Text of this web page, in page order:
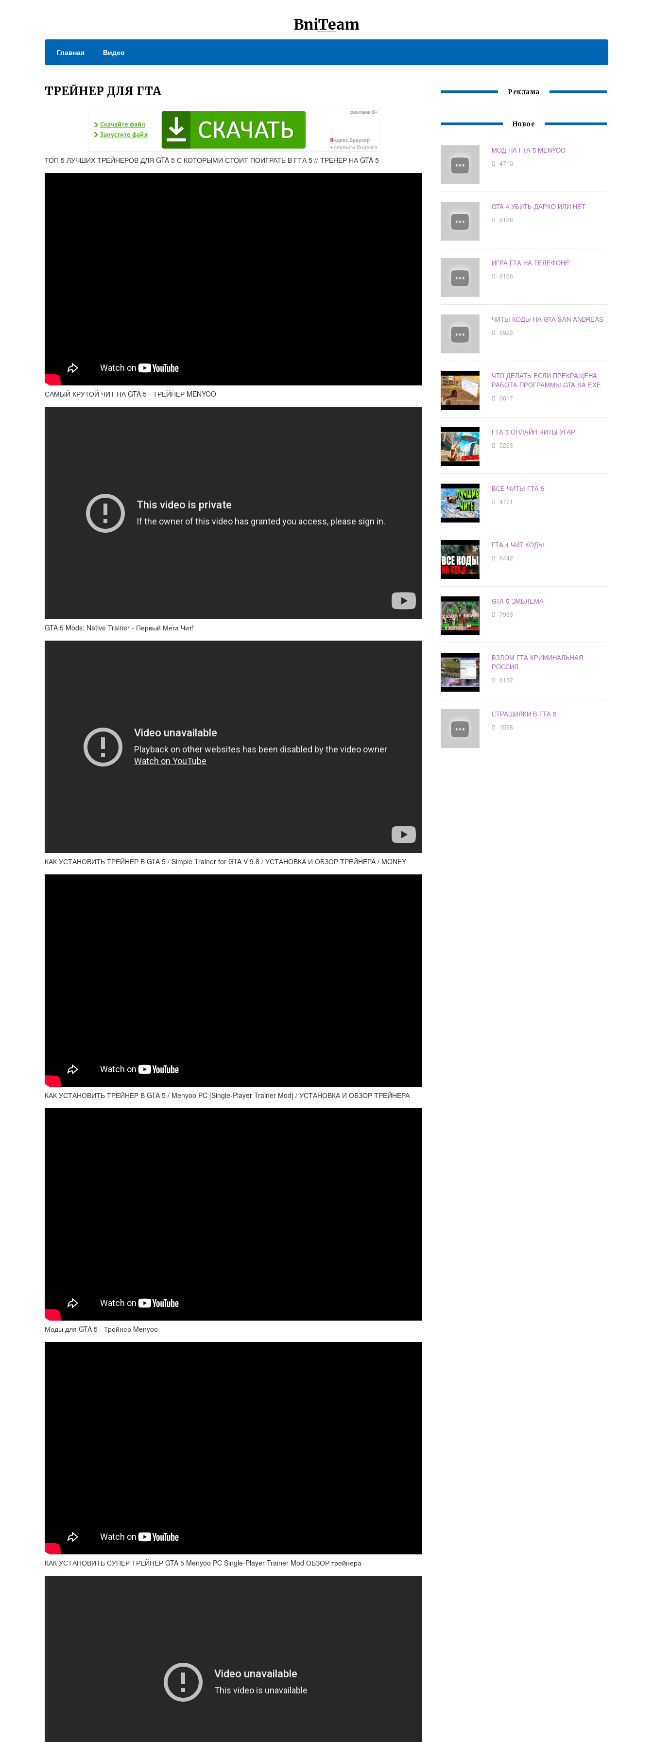
BniTeam
Главная Видео
ТРЕЙНЕР ДЛЯ ГТА
ТОП 5 ЛУЧШИХ ТРЕЙНЕРОВ ДЛЯ GTA 5 С КОТОРЫМИ СТОИТ ПОИГРАТЬ В ГТА 5 // ТРЕНЕР НА GTA 5
САМЫЙ КРУТОЙ ЧИТ НА GTA 5 - ТРЕЙНЕР MENYOO
GTA 5 Mods: Native Trainer - Первый Мега Чит!
КАК УСТАНОВИТЬ ТРЕЙНЕР В GTA 5 / Simple Trainer for GTA V 9.8 / УСТАНОВКА И ОБЗОР ТРЕЙНЕРА / MONEY
КАК УСТАНОВИТЬ ТРЕЙНЕР В GTA 5 / Menyoo PC [Single-Player Trainer Mod] / УСТАНОВКА И ОБЗОР ТРЕЙНЕРА
Моды для GTA 5 - Трейнер Menyoo
КАК УСТАНОВИТЬ СУПЕР ТРЕЙНЕР GTA 5 Menyoo PC Single-Player Trainer Mod ОБЗОР трейнера
Реклама
Новое
МОД НА ГТА 5 MENYOO
4710
GTA 4 УБИТЬ ДАРКО ИЛИ НЕТ
9128
ИГРА ГТА НА ТЕЛЕФОНЕ
6166
ЧИТЫ КОДЫ НА GTA SAN ANDREAS
6923
ЧТО ДЕЛАТЬ ЕСЛИ ПРЕКРАЩЕНА
РАБОТА ПРОГРАММЫ GTA SA EXE
3617
ГТА 5 ОНЛАЙН ЧИТЫ УГАР
5263
ВСЕ ЧИТЫ ГТА 5
4771
ГТА 4 ЧИТ КОДЫ
6442
GTA 5 ЭМБЛЕМА
7963
ВЗЛОМ ГТА КРИМИНАЛЬНАЯ
РОССИЯ
6152
СТРАШИЛКИ В ГТА 5
1598